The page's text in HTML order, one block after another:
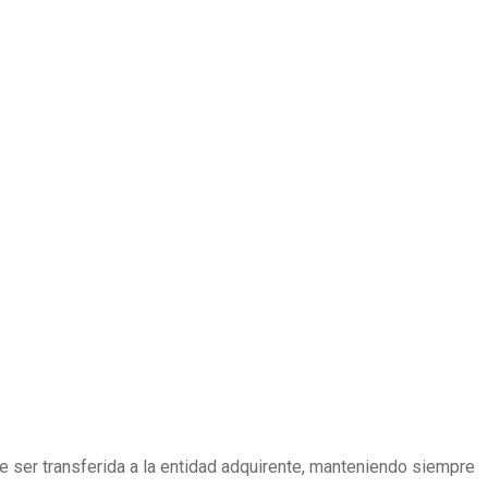
ser transferida a la entidad adquirente, manteniendo siempre